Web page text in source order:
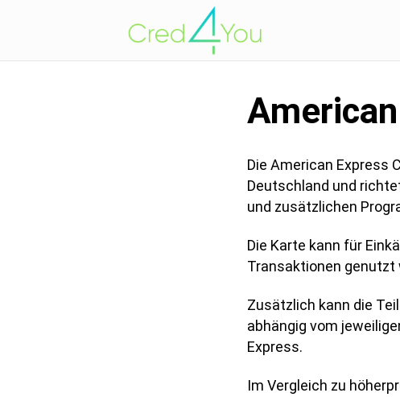
Die American Express
Deutschland und
und zusätzlichen
Die Karte kann für
Transaktionen genutzt
Zusätzlich kann die
abhängig vom
Express.
Im Vergleich zu